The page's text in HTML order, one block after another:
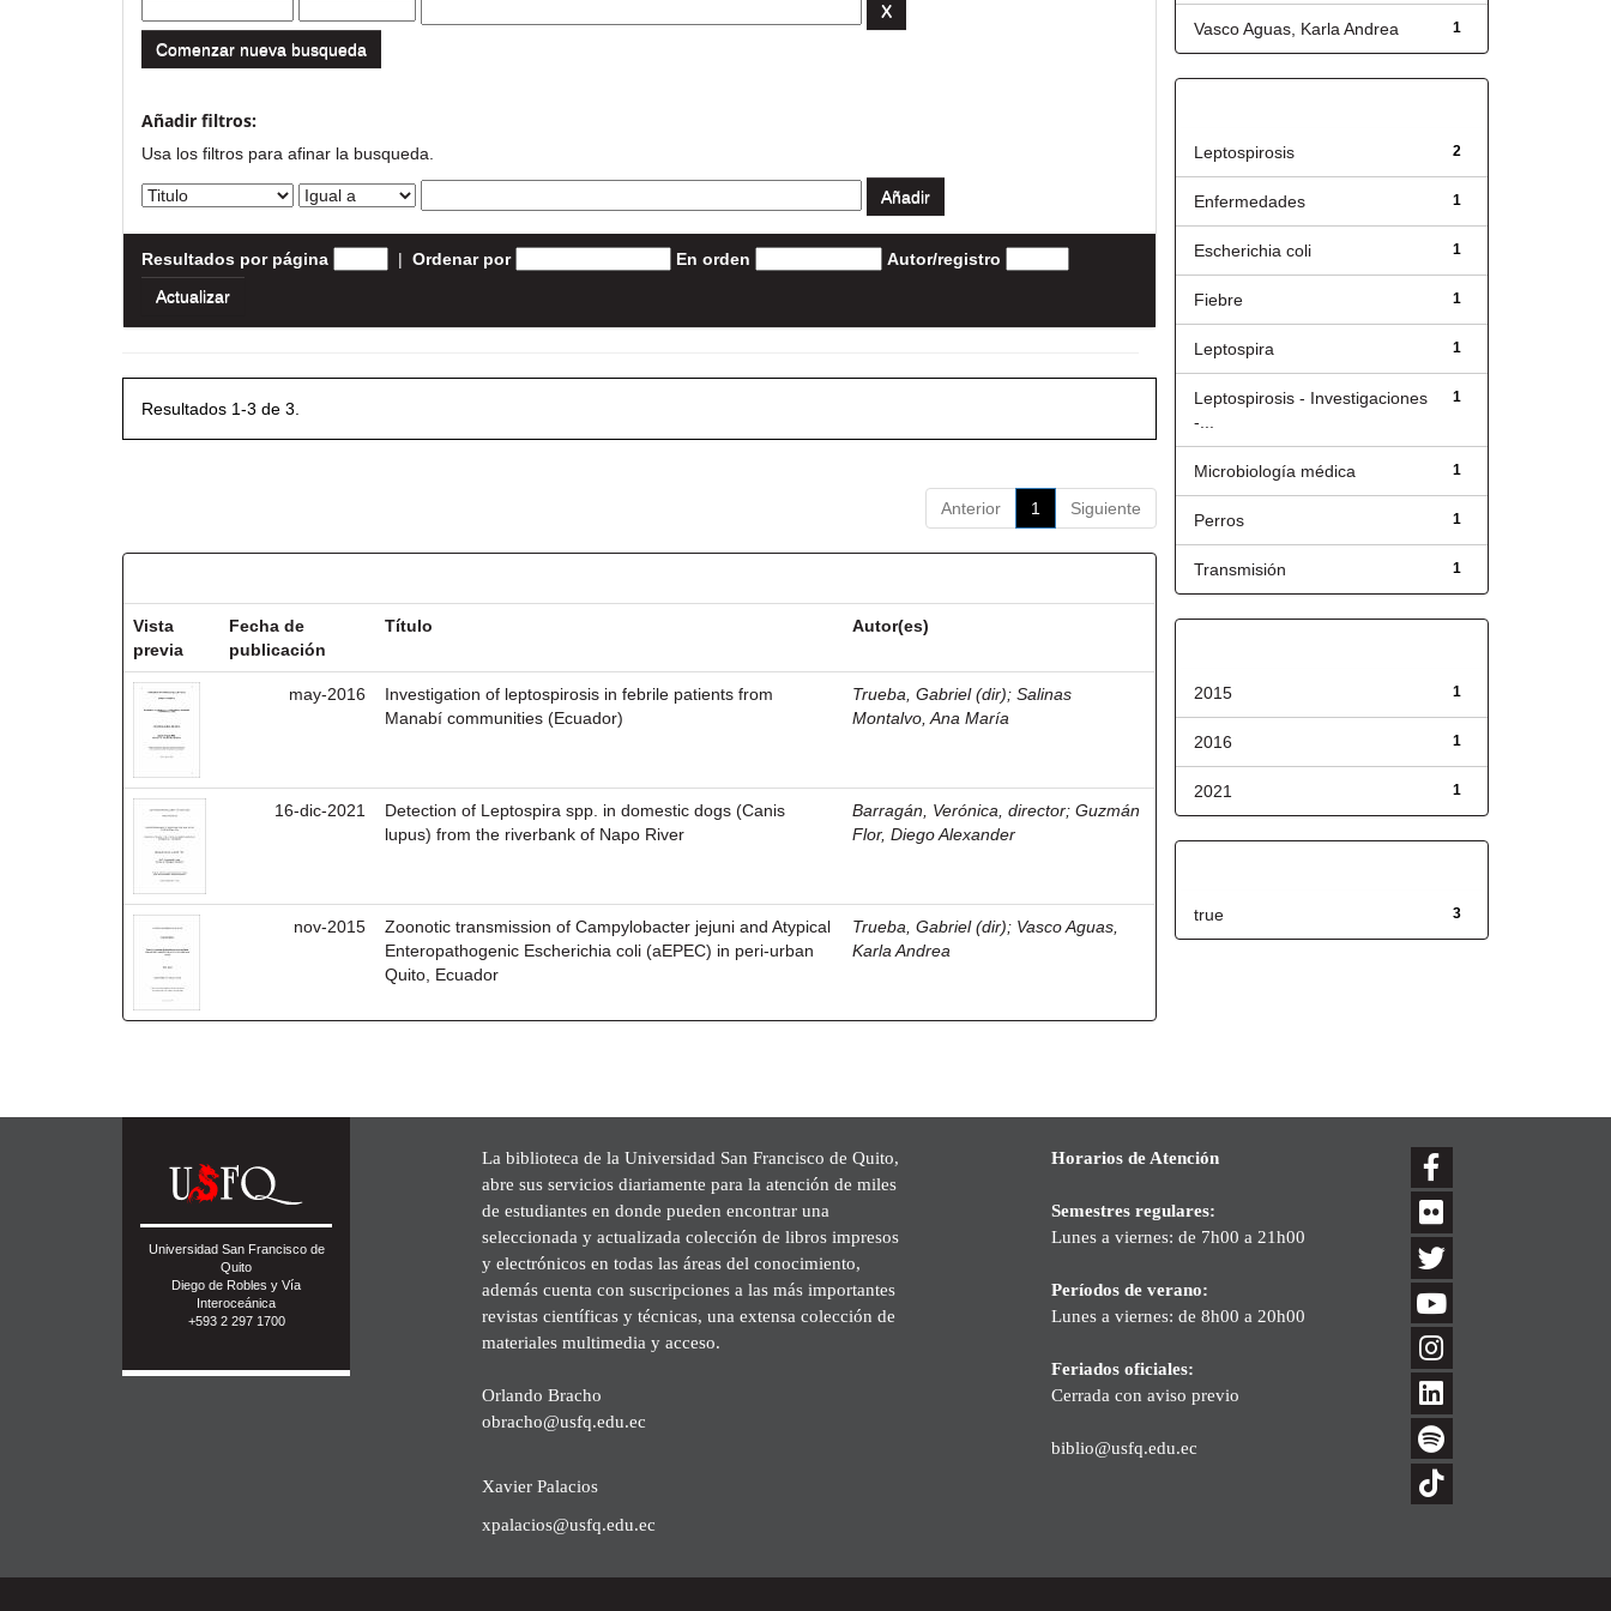
Comenzar nueva busqueda
Añadir filtros:
Usa los filtros para afinar la busqueda.
Resultados por página | Ordenar por En orden Autor/registro
Resultados 1-3 de 3.
Anterior 1 Siguiente
Vista
previa
Fecha de
publicación
Título Autor(es)
may-2016
Investigation of leptospirosis in febrile patients from
Manabí communities (Ecuador)
Trueba, Gabriel (dir);Salinas
Montalvo, Ana María
16-dic-2021
Detection of Leptospira spp. in domestic dogs (Canis
lupus) from the riverbank of Napo River
Barragán, Verónica, director;Guzmán
Flor, Diego Alexander
nov-2015
Zoonotic transmission of Campylobacter jejuni and Atypical
Enteropathogenic Escherichia coli (aEPEC) in peri-urban
Quito, Ecuador
Trueba, Gabriel (dir); Vasco Aguas,
Karla Andrea
1
Vasco Aguas, Karla Andrea
2
Leptospirosis
1
Enfermedades
1
Escherichia coli
1
Fiebre
1
Leptospira
1
Leptospirosis - Investigaciones
-...
1
Microbiología médica
1
Perros
1
Transmisión
1
2015
1
2016
1
2021
3
true
Universidad San Francisco de
Quito
Diego de Robles y Vía
Interoceánica
+593 2 297 1700
La biblioteca de la Universidad San Francisco de Quito,
abre sus servicios diariamente para la atención de miles
de estudiantes en donde pueden encontrar una
seleccionada y actualizada colección de libros impresos
y electrónicos en todas las áreas del conocimiento,
además cuenta con suscripciones a las más importantes
revistas científicas y técnicas, una extensa colección de
materiales multimedia y acceso.
Orlando Bracho
obracho@usfq.edu.ec
Xavier Palacios
xpalacios@usfq.edu.ec
Horarios de Atención
Semestres regulares:
Lunes a viernes: de 7h00 a 21h00
Períodos de verano:
Lunes a viernes: de 8h00 a 20h00
Feriados oficiales:
Cerrada con aviso previo
biblio@usfq.edu.ec